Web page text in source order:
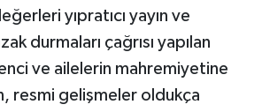
yıpratıcı yayın ve
durmaları çağrısı yapılan
ve ailelerin mahremiyetine
resmi gelişmeler oldukça